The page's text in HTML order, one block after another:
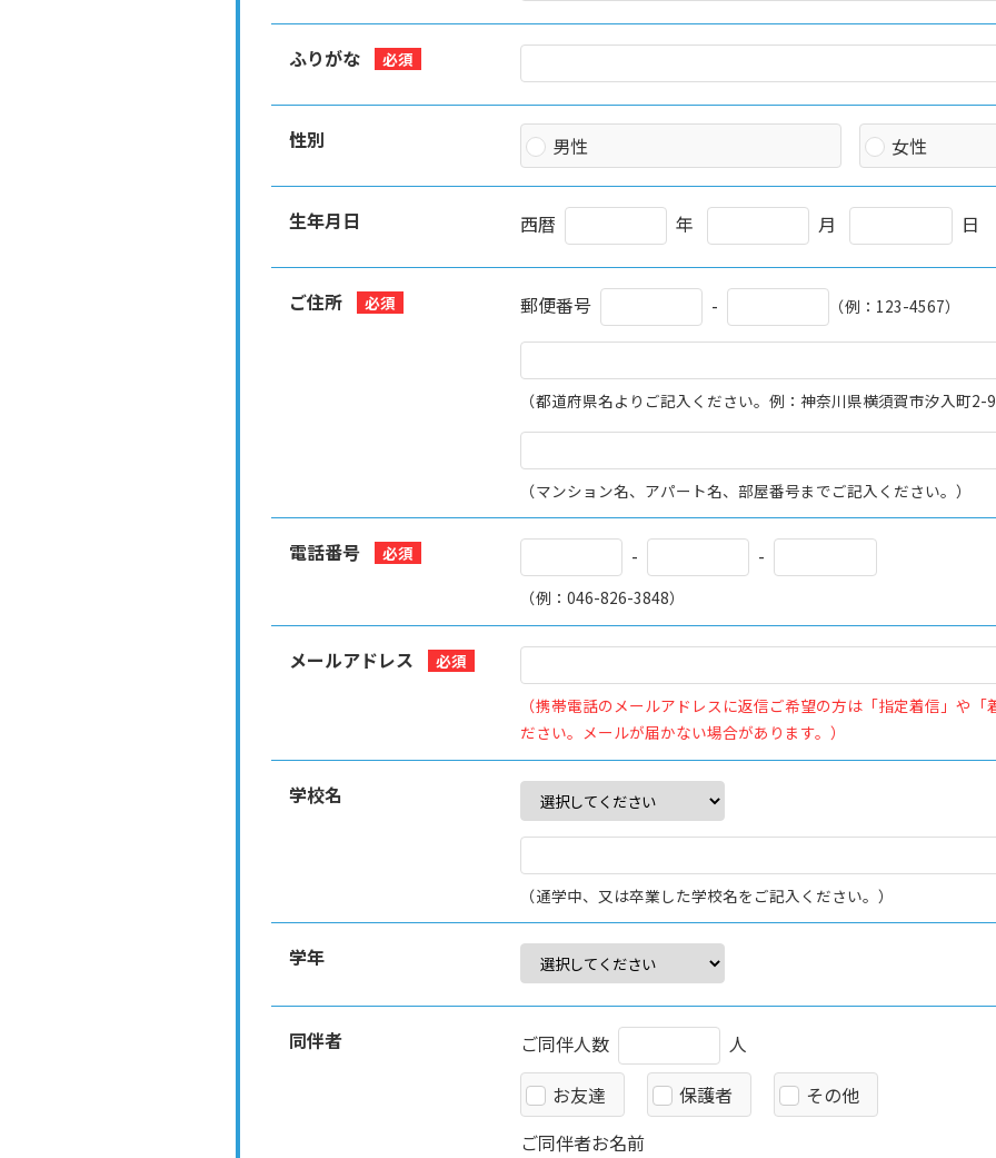
ふりがな 必須
性別 男性 女性
生年月日 西暦 年 月 日
ご住所 必須 郵便番号 - （例：123-4567）
（都道府県名よりご記入ください。例：神奈川県横須賀市汐入町2-
（マンション名、アパート名、部屋番号までご記入ください。）
電話番号 必須 - -
（例：046-826-3848）
メールアドレス 必須
（携帯電話のメールアドレスに返信ご希望の方は「指定着信」や
ださい。メールが届かない場合があります。）
学校名
（通学中、又は卒業した学校名をご記入ください。）
学年
同伴者 ご同伴人数
人
お友達
保護者
その他
ご同伴者お名前